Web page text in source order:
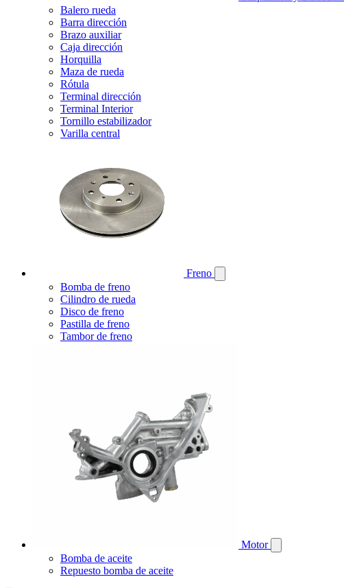
Balero rueda
Barra dirección
Brazo auxiliar
Caja dirección
Horquilla
Maza de rueda
Rótula
Terminal dirección
Terminal Interior
Tornillo estabilizador
Varilla central
Freno
Bomba de freno
Cilindro de rueda
Disco de freno
Pastilla de freno
Tambor de freno
Motor
Bomba de aceite
Repuesto bomba de aceite